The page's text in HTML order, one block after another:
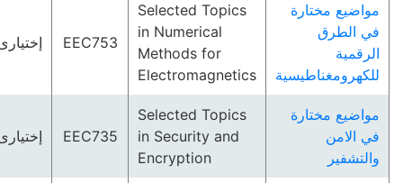
مواضيع مختارة
في الطرق
الرقمية
للكهرومغناطيسية
Selected Topics
in Numerical
Methods for
Electromagnetics
EEC753 إختيارى
مواضيع مختارة
في الامن
والتشفير
Selected Topics
in Security and
Encryption
EEC735 إختيارى